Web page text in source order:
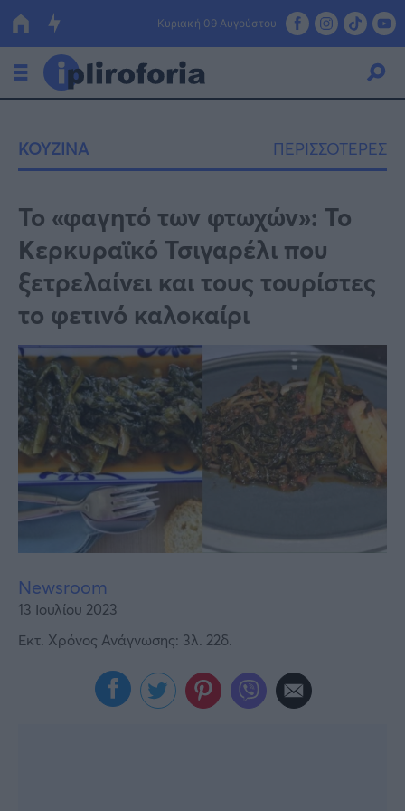
Κυριακή 09 Αυγούστου
Οικονομία
Πολιτική
Τράπεζες
Επιδοτήσεις
ΕΣΠΑ
Κόσμος
Lifestyle
Αθλητικά
Υγεία
Γυναίκα
Καιρός
ΚΟΥΖΙΝΑ ΠΕΡΙΣΣΟΤΕΡΕΣ
Το «φαγητό των φτωχών»: Το
Κερκυραϊκό Τσιγαρέλι που
ξετρελαίνει και τους τουρίστες
το φετινό καλοκαίρι
Newsroom
13 Ιουλίου 2023
Εκτ. Χρόνος Ανάγνωσης: 3λ. 22δ.